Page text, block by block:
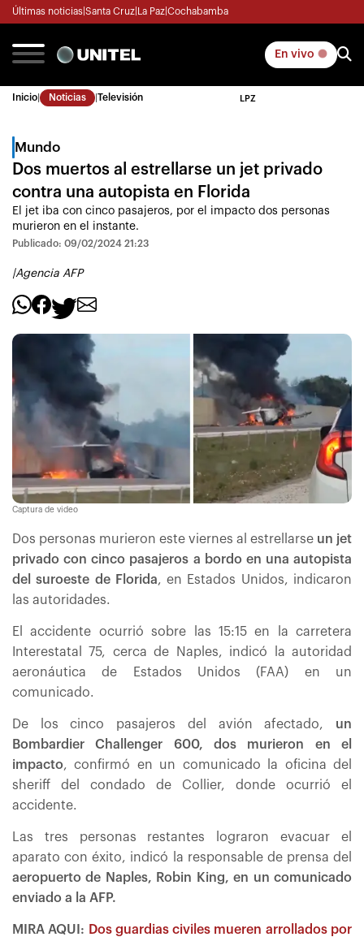
Últimas noticias Santa Cruz La Paz Cochabamba
En vivo
Inicio Noticias Televisión LPZ
Mundo
Dos muertos al estrellarse un jet privado
contra una autopista en Florida
El jet iba con cinco pasajeros, por el impacto dos personas
murieron en el instante.
Publicado: 09/02/2024 21:23
|Agencia AFP
Captura de video
Dos personas murieron este viernes al estrellarse un jet
privado con cinco pasajeros a bordo en una autopista
del suroeste de Florida, en Estados Unidos, indicaron
las autoridades.
El accidente ocurrió sobre las 15:15 en la carretera
Interestatal 75, cerca de Naples, indicó la autoridad
aeronáutica de Estados Unidos (FAA) en un
comunicado.
De los cinco pasajeros del avión afectado, un
Bombardier Challenger 600, dos murieron en el
impacto, confirmó en un comunicado la oficina del
sheriff del condado de Collier, donde ocurrió el
accidente.
Las tres personas restantes lograron evacuar el
aparato con éxito, indicó la responsable de prensa del
aeropuerto de Naples, Robin King, en un comunicado
enviado a la AFP.
MIRA AQUI: Dos guardias civiles mueren arrollados por